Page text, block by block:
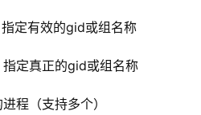
定有效的gid或组名称
定真正的gid或组名称
程（支持多个）